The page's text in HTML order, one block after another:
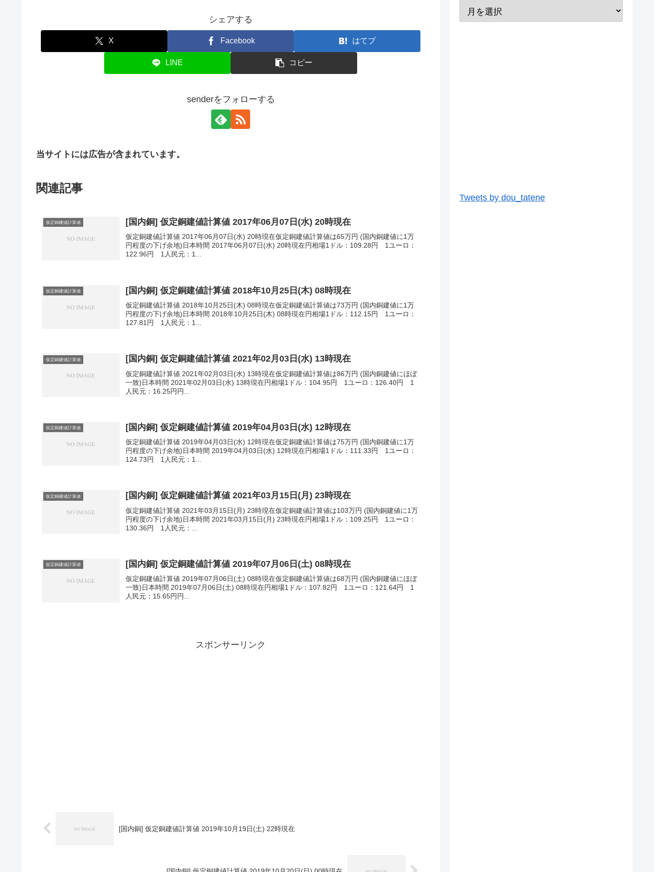
シェアする
X Facebook はてブ
LINE コピー
senderをフォローする
当サイトには広告が含まれています。
関連記事
仮定銅建値計算値 [国内銅] 仮定銅建値計算値 2017年06月07日(水) 20時現在
仮定銅建値計算値 2017年06月07日(水) 20時現在仮定銅建値計算値は65万円 (国内銅建値に1万
円程度の下げ余地)日本時間 2017年06月07日(水) 20時現在円相場1ドル：109.28円 1ユーロ：
122.96円 1人民元：1...
仮定銅建値計算値 [国内銅] 仮定銅建値計算値 2018年10月25日(木) 08時現在
仮定銅建値計算値 2018年10月25日(木) 08時現在仮定銅建値計算値は73万円 (国内銅建値に1万
円程度の下げ余地)日本時間 2018年10月25日(木) 08時現在円相場1ドル：112.15円 1ユーロ：
127.81円 1人民元：1...
仮定銅建値計算値 [国内銅] 仮定銅建値計算値 2021年02月03日(水) 13時現在
仮定銅建値計算値 2021年02月03日(水) 13時現在仮定銅建値計算値は86万円 (国内銅建値にほぼ
一致)日本時間 2021年02月03日(水) 13時現在円相場1ドル：104.95円 1ユーロ：126.40円 1
人民元：16.25円円...
仮定銅建値計算値 [国内銅] 仮定銅建値計算値 2019年04月03日(水) 12時現在
仮定銅建値計算値 2019年04月03日(水) 12時現在仮定銅建値計算値は75万円 (国内銅建値に1万
円程度の下げ余地)日本時間 2019年04月03日(水) 12時現在円相場1ドル：111.33円 1ユーロ：
124.73円 1人民元：1...
仮定銅建値計算値 [国内銅] 仮定銅建値計算値 2021年03月15日(月) 23時現在
仮定銅建値計算値 2021年03月15日(月) 23時現在仮定銅建値計算値は103万円 (国内銅建値に1万
円程度の下げ余地)日本時間 2021年03月15日(月) 23時現在円相場1ドル：109.25円 1ユーロ：
130.36円 1人民元：...
仮定銅建値計算値 [国内銅] 仮定銅建値計算値 2019年07月06日(土) 08時現在
仮定銅建値計算値 2019年07月06日(土) 08時現在仮定銅建値計算値は68万円 (国内銅建値にほぼ
一致)日本時間 2019年07月06日(土) 08時現在円相場1ドル：107.82円 1ユーロ：121.64円 1
人民元：15.65円円...
スポンサーリンク
[国内銅] 仮定銅建値計算値 2019年10月19日(土) 22時現在
Tweets by dou_tatene